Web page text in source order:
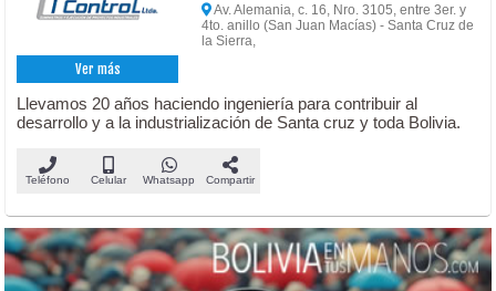
Ver más
Av. Alemania, c. 16, Nro. 3105, entre 3er. y
4to. anillo (San Juan Macías) - Santa Cruz de
la Sierra,
Llevamos 20 años haciendo ingeniería para contribuir al
desarrollo y a la industrialización de Santa cruz y toda Bolivia.
Teléfono Celular Whatsapp Compartir